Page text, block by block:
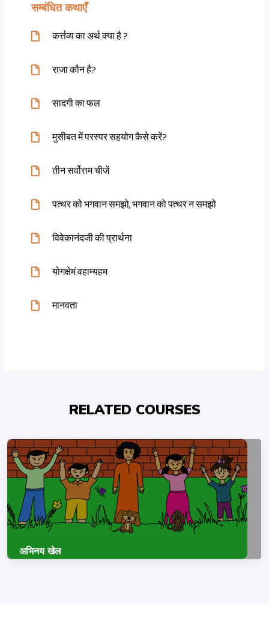
सम्बंधित कथाएँ
कर्त्तव्य का अर्थ क्या है ?
राजा कौन है?
सादगी का फल
मुसीबत में परस्पर सहयोग कैसे करें?
तीन सर्वोत्तम चीजें
पत्थर को भगवान समझो, भगवान को पत्थर न समझो
विवेकानंदजी की प्रार्थना
योगक्षेमं वहाम्यहम
मानवता
RELATED COURSES
अभिनय खेल